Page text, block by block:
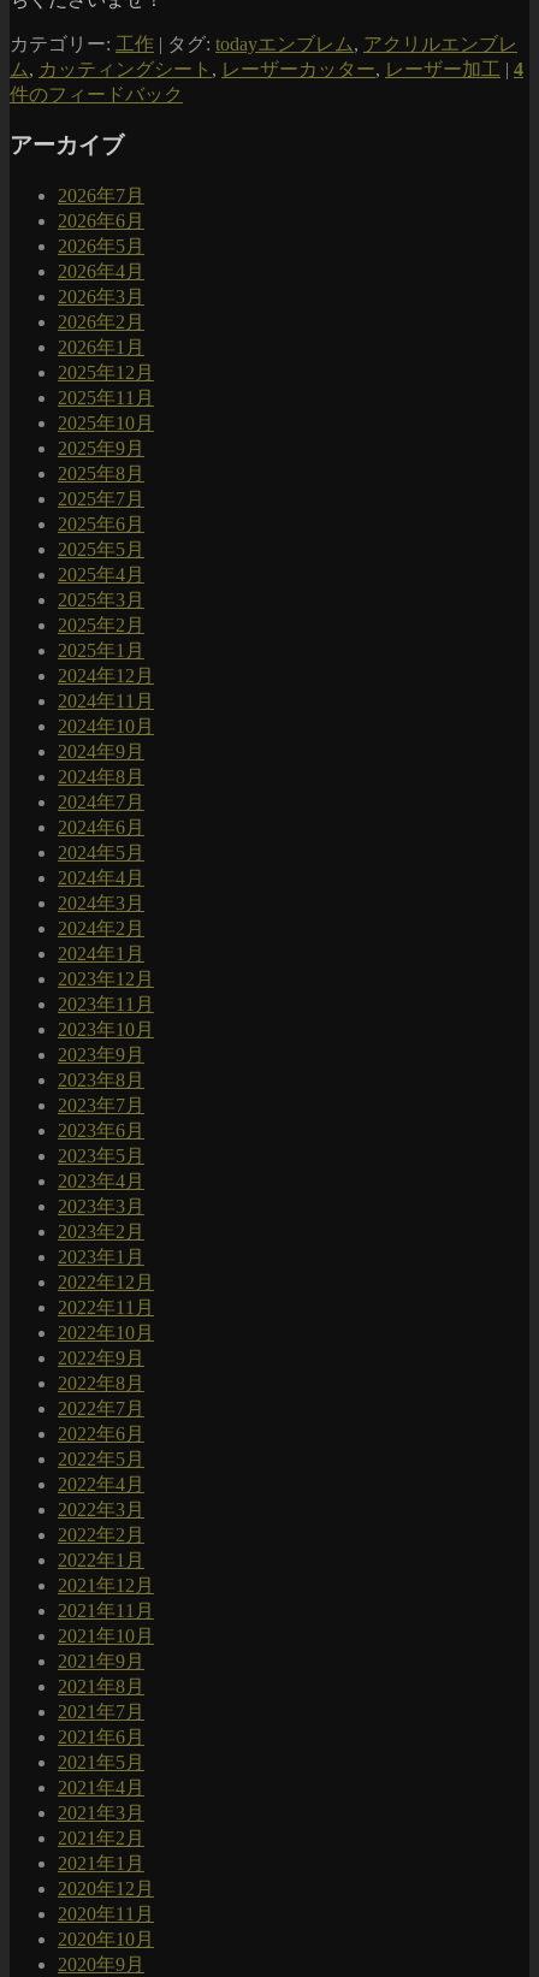
カテゴリー: 工作 | タグ: todayエンブレム, アクリルエンブレ
ム, カッティングシート , レーザーカッター, レーザー加工 | 4
件のフィードバック
アーカイブ
2026年7月
2026年6月
2026年5月
2026年4月
2026年3月
2026年2月
2026年1月
2025年12月
2025年11月
2025年10月
2025年9月
2025年8月
2025年7月
2025年6月
2025年5月
2025年4月
2025年3月
2025年2月
2025年1月
2024年12月
2024年11月
2024年10月
2024年9月
2024年8月
2024年7月
2024年6月
2024年5月
2024年4月
2024年3月
2024年2月
2024年1月
2023年12月
2023年11月
2023年10月
2023年9月
2023年8月
2023年7月
2023年6月
2023年5月
2023年4月
2023年3月
2023年2月
2023年1月
2022年12月
2022年11月
2022年10月
2022年9月
2022年8月
2022年7月
2022年6月
2022年5月
2022年4月
2022年3月
2022年2月
2022年1月
2021年12月
2021年11月
2021年10月
2021年9月
2021年8月
2021年7月
2021年6月
2021年5月
2021年4月
2021年3月
2021年2月
2021年1月
2020年12月
2020年11月
2020年10月
2020年9月